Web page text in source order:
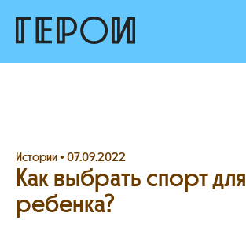
Истории • 07.09.2022
Как выбрать спорт для
ребенка?